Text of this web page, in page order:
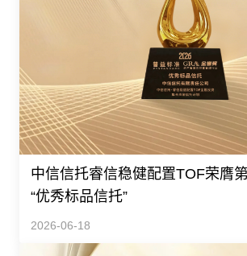
中信信托睿信稳健配置TOF荣膺
“优秀标品信托”
2026-06-18